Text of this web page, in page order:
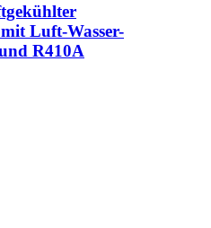
Luft-Wasser-
R410A